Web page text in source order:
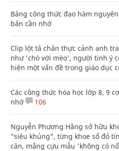
Bảng công thức đạo hàm
bản cần nhớ
Clip lột tả chân thực cảnh anh
như 'chó với mèo', người tinh ý
hiện một vấn đề trong giáo dục
Các công thức hóa học lớp 8, 9
nhớ
106
Nguyễn Phương Hằng sở hữu
"siêu khủng", từng khoe sổ đỏ
cân, mắng cựu mẫu 'không có